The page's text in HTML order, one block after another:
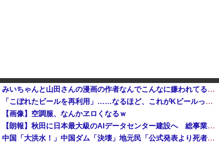
みいちゃんと山田さんの漫画の作者なんでこんなに嫌われてるんだろうな
「こぼれたビールを再利用」……なるほど、これがKビールってヤツか
【画像】空調服、なんかヱロくなるｗ
【朗報】秋田に日本最大級のAIデータセンター建設へ 総事業費2兆円、UAEが巨額投資を協議他
中国「大洪水！」中国ダム「決壊」地元民「公式発表より死者多い！」中国政府「住民拘束！（安否不明」中国当局「救助隊動画も削除」台風13号「三峡ダム接近中」→